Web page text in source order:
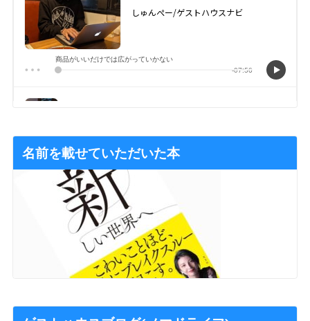
名前を載せていただいた本